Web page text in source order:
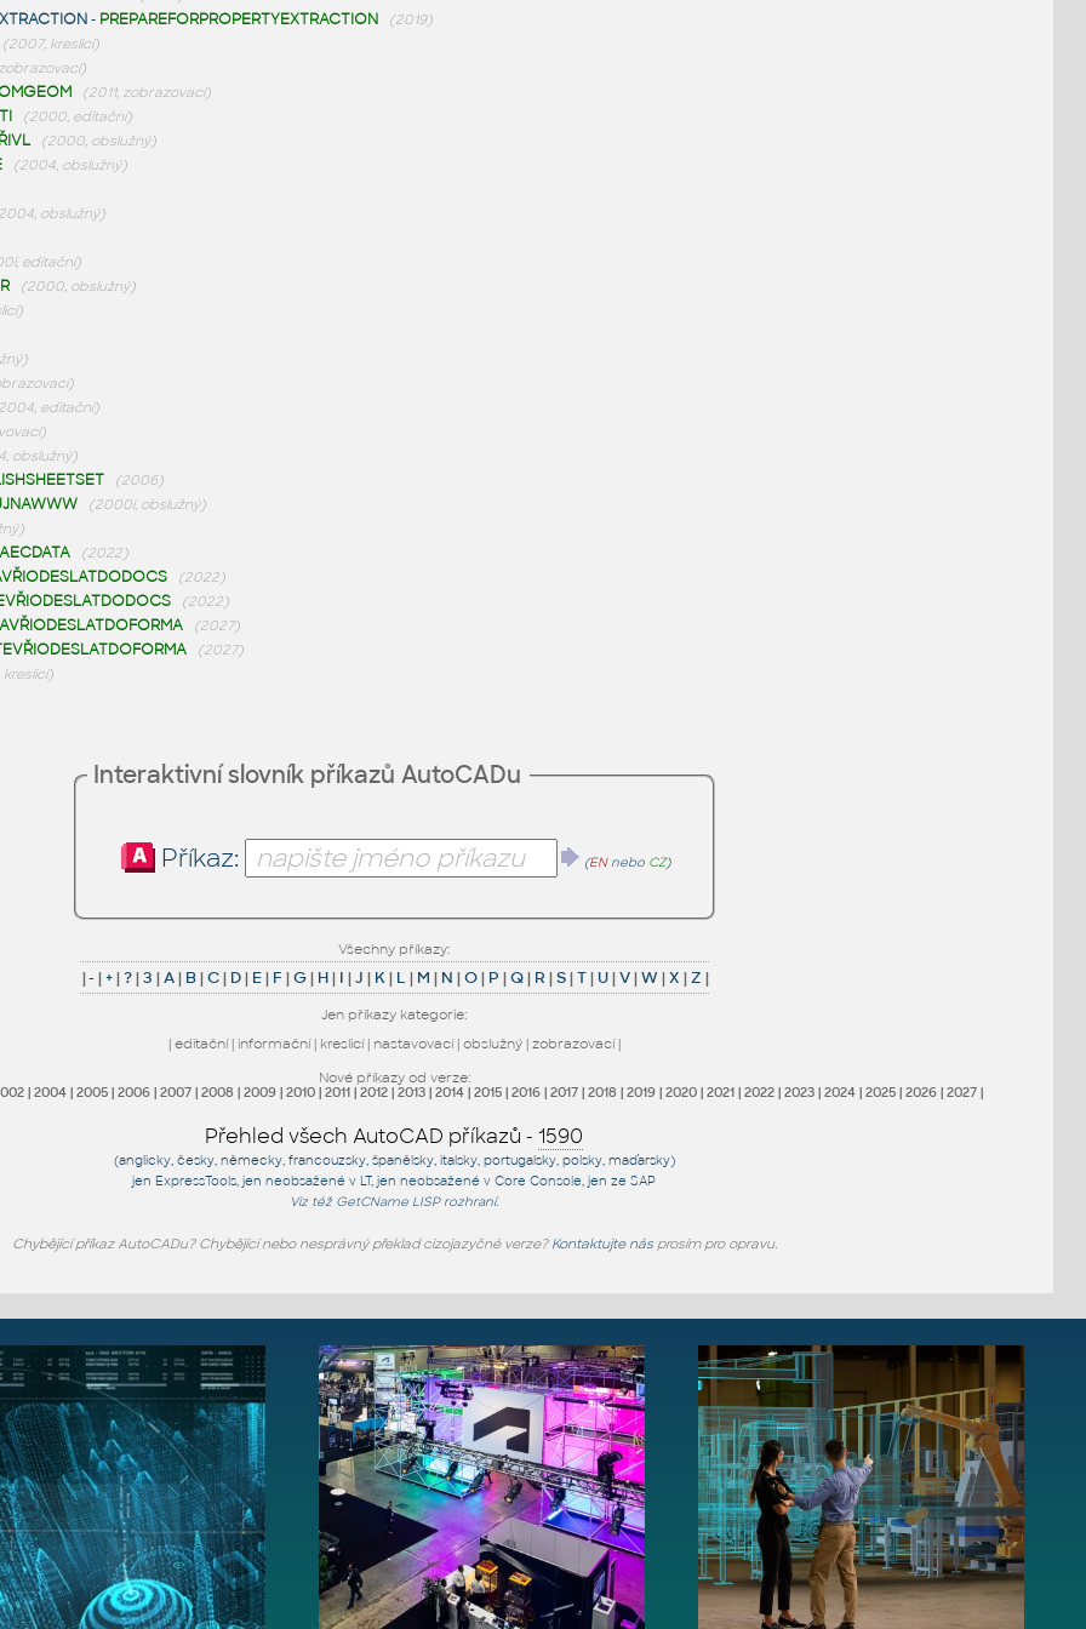
- PREPAREFORPROPERTYEXTRACTION
(2019)
(2007, kreslicí)
(2011, zobrazovací)
(2000, editační)
(2000, obslužný)
(2004, obslužný)
obslužný)
editační)
(2000, obslužný)
editační)
obslužný)
(2006)
(2000i, obslužný)
(2022)
(2022)
(2022)
(2027)
(2027)
Interaktivní slovník příkazů AutoCADu
Příkaz: (ENnebo CZ)
Všechny příkazy:
|- |+|?|3 |A| B|C| D| E| F |G| H| I |J | K| L | M | N |O| P |Q| R |S|T| U|V|W|X |Z |
Jen příkazy kategorie:
| editační| informační| kreslicí| nastavovací| obslužný| zobrazovací|
Nové příkazy od verze:
| 2004| 2005| 2006| 2007| 2008 | 2009| 2010| 2011| 2012| 2013| 2014| 2015| 2016| 2017| 2018 | 2019| 2020| 2021| 2022| 2023| 2024| 2025| 2026| 2027|
Přehled všech AutoCAD příkazů - 1590
(anglicky, česky, německy, francouzsky, španělsky, italsky, portugalsky, polsky, maďarsky)
jen ExpressTools, jenneobsažené v LT, jenneobsažené v Core Console, jenze SAP
Viz též GetCName LISP rozhraní.
Chybějící příkaz AutoCADu? Chybějící nebo nesprávný překlad cizojazyčné verze? Kontaktujte násprosím pro opravu.